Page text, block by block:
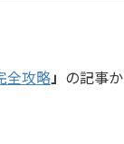
全攻略」 の記事か